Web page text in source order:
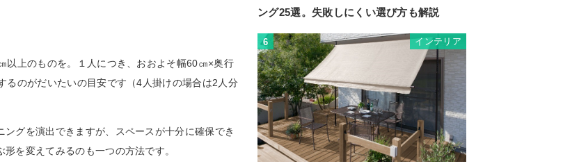
以上のものを。１人につき、おおよそ幅60㎝×奥行
るのがだいたいの目安です（4人掛けの場合は2人分
グを演出できますが、スペースが十分に確保でき
を変えてみるのも一つの方法です。
ング25選。失敗しにくい選び方も解説
6 インテリア